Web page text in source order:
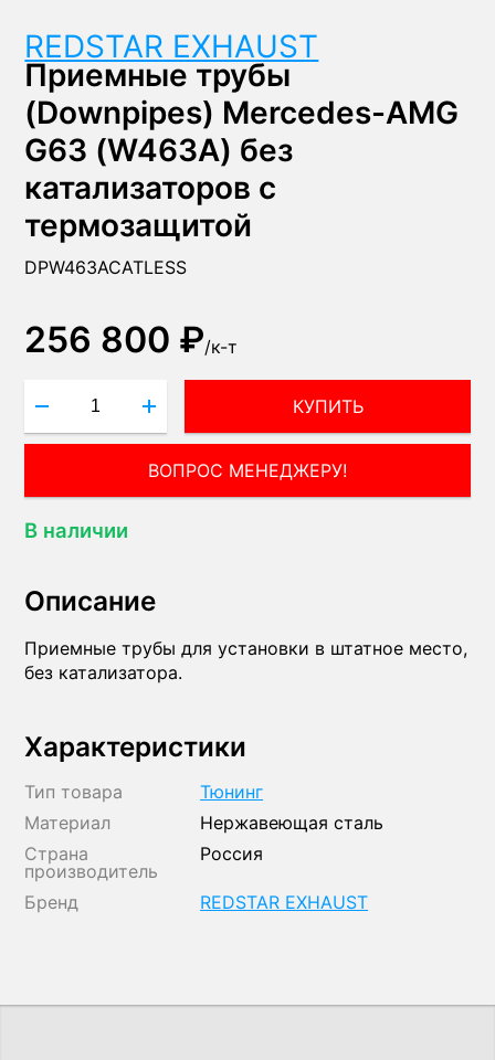
REDSTAR EXHAUST
Приемные трубы
(Downpipes) Mercedes-AMG
G63 (W463A) без
катализаторов с
термозащитой
DPW463ACATLESS
256 800 ₽/к-т
КУПИТЬ
В наличии
Описание
Приемные трубы для установки в штатное место,
без катализатора.
Характеристики
Тип товара
Тюнинг
Материал
Нержавеющая сталь
Страна
производитель
Россия
Бренд REDSTAR EXHAUST